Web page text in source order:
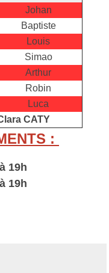
Johan
Baptiste
Louis
Simao
Arthur
Robin
Luca
CATY
:
19h
19h